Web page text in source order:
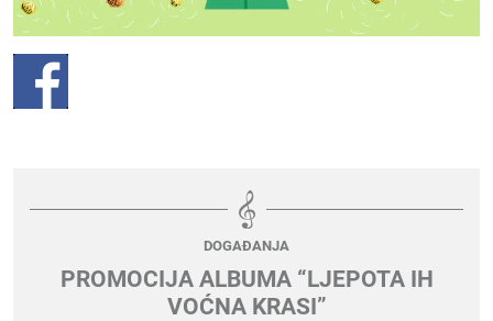
DOGAĐANJA
PROMOCIJA ALBUMA “LJEPOTA IH
VOĆNA KRASI”